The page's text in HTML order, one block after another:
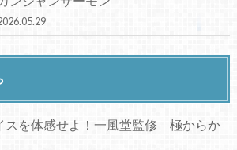
スを体感せよ！一風堂監修 極からか